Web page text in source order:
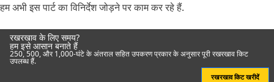
हम अभी इस पार्ट का विनिर्देश जोड़ने पर काम कर रहे हैं.
रखरखाव के लिए समय?
हम इसे आसान बनाते हैं
250, 500, और 1,000-घंटे के अंतराल सहित उपकरण प्रकार के अनुसार पूरी रखरखाव किट
उपलब्ध हैं.
रखरखाव किट खरीदें